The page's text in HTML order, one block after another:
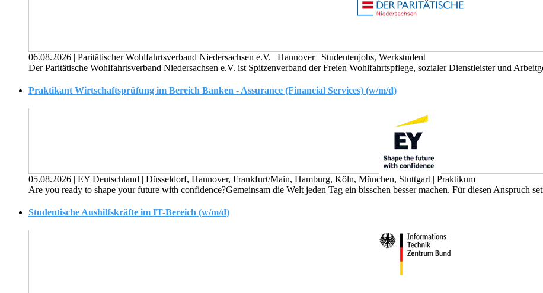
06.08.2026 | Paritätischer Wohlfahrtsverband Niedersachsen e.V. | Hannover | Studentenjobs, Werkstudent
Der Paritätische Wohlfahrtsverband Niedersachsen e.V. ist Spitzenverband der Freien Wohlfahrtspflege, sozialer Dienstleister und
Praktikant Wirtschaftsprüfung im Bereich Banken - Assurance (Financial Services) (w/m/d)
05.08.2026 | EY Deutschland | Düsseldorf, Hannover, Frankfurt/Main, Hamburg, Köln, München, Stuttgart | Praktikum
Are you ready to shape your future with confidence?Gemeinsam die Welt jeden Tag ein bisschen besser machen. Für diesen Anspruch
Studentische Aushilfskräfte im IT-Bereich (w/m/d)